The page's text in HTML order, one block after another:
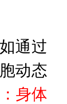
通过
动态
： 身体